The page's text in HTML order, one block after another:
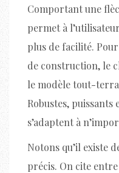
Comportant une
permet à
plus de facilité.
de construction, le
le modèle tout-
Robustes,
s’adaptent à
Notons qu’il existe
précis. On cite